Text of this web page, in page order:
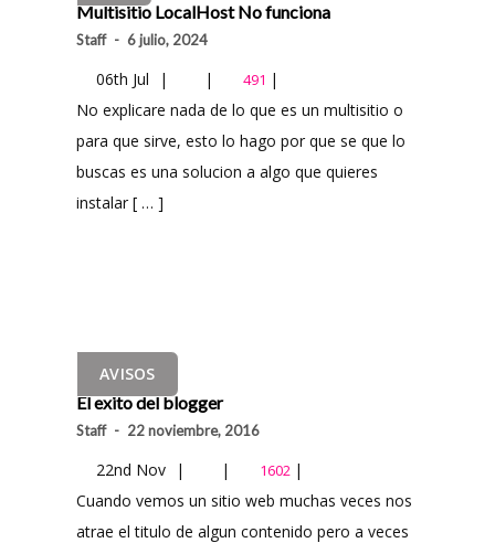
Multisitio LocalHost No funciona
Staff - 6 julio, 2024
06th Jul | | 491 |
No explicare nada de lo que es un multisitio o
para que sirve, esto lo hago por que se que lo
buscas es una solucion a algo que quieres
instalar [ … ]
AVISOS
El exito del blogger
Staff - 22 noviembre, 2016
22nd Nov | | 1602 |
Cuando vemos un sitio web muchas veces nos
atrae el titulo de algun contenido pero a veces